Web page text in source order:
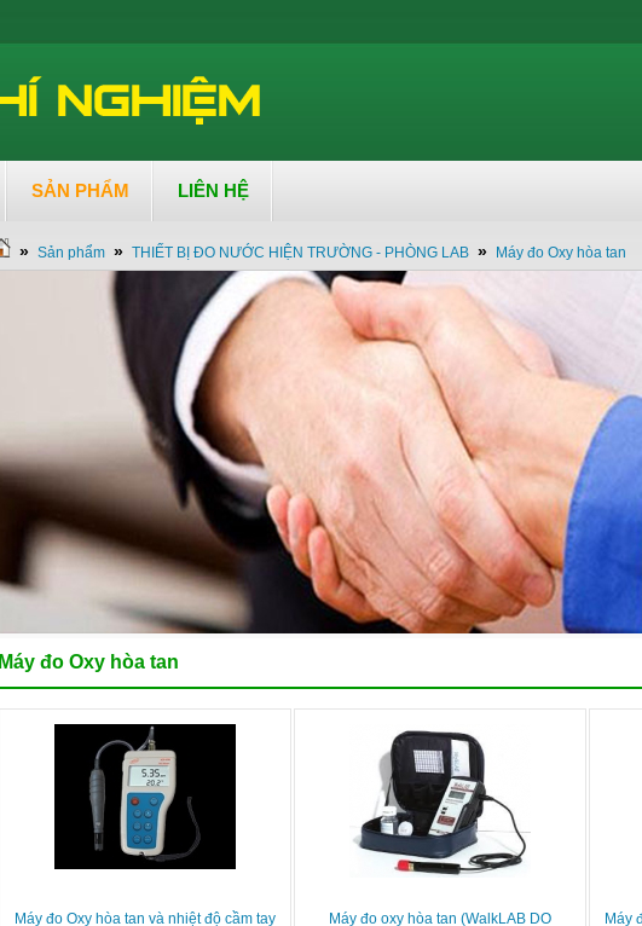
SẢN PHẨM LIÊN HỆ
» Sản phẩm » THIẾT BỊ ĐO NƯỚC HIỆN TRƯỜNG - PHÒNG LAB » Máy đo Oxy hòa tan
Máy đo Oxy hòa tan
Máy đo Oxy hòa tan và nhiệt độ cầm tay
Máy đo oxy hòa tan (WalkLAB DO
Máy